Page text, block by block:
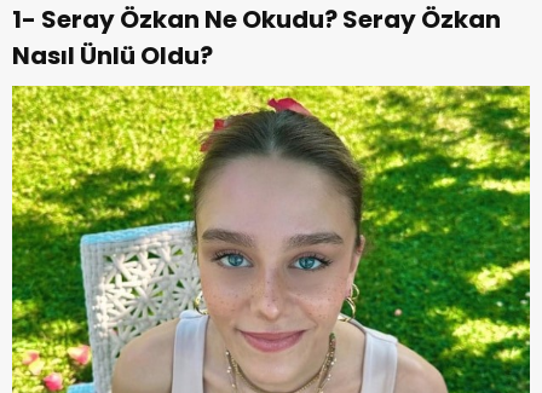
1- Seray Özkan Ne Okudu? Seray Özkan
Nasıl Ünlü Oldu?